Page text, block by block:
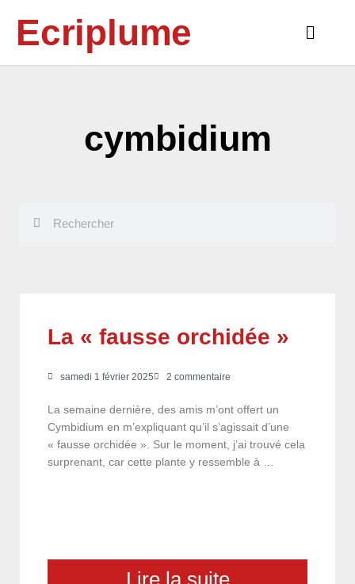
contenuEcriplume
Main
cymbidium
La « fausse orchidée »
samedi 1 février 2025 2 commentaire
La semaine dernière, des amis m’ont offert un
Cymbidium en m’expliquant qu’il s’agissait d’une
« fausse orchidée ». Sur le moment, j’ai trouvé cela
surprenant, car cette plante y ressemble à …
Lire la suite